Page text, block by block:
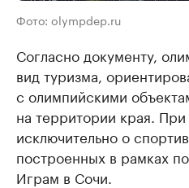
Фото: olympdep.ru
Согласно документу,
вид туризма,
с олимпийскими
на территории края.
исключительно о
построенных в рамках
Играм в Сочи.